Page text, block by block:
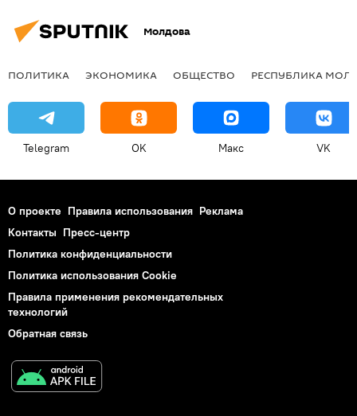
Молдова
ПОЛИТИКА ЭКОНОМИКА ОБЩЕСТВО РЕСПУБЛИКА
Telegram OK Макс VK
О проекте Правила использования Реклама
Контакты Пресс-центр
Политика конфиденциальности
Политика использования Cookie
Правила применения рекомендательных
технологий
Обратная связь